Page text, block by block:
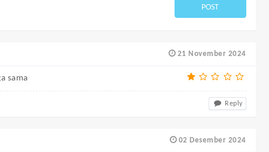
POST
21 November 2024
sama
Reply
02 Desember 2024